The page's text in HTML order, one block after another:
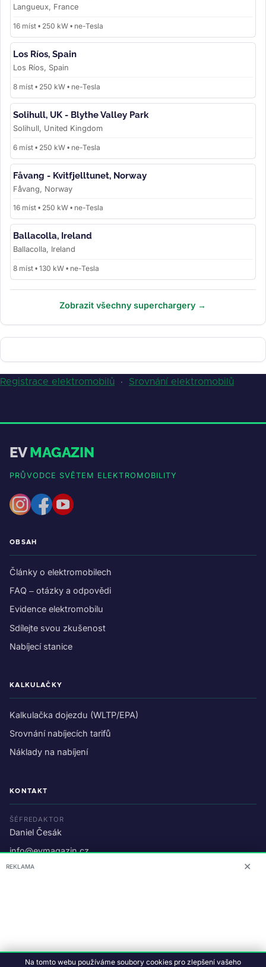
Langueux, France
16 míst • 250 kW • ne-Tesla
Los Ríos, Spain
Los Ríos, Spain
8 míst • 250 kW • ne-Tesla
Solihull, UK - Blythe Valley Park
Solihull, United Kingdom
6 míst • 250 kW • ne-Tesla
Fåvang - Kvitfjelltunet, Norway
Fåvang, Norway
16 míst • 250 kW • ne-Tesla
Ballacolla, Ireland
Ballacolla, Ireland
8 míst • 130 kW • ne-Tesla
Zobrazit všechny superchargery →
Registrace elektromobilů · Srovnání elektromobilů
EVMAGAZIN
PRŮVODCE SVĚTEM ELEKTROMOBILITY
OBSAH
Články o elektromobilech
FAQ – otázky a odpovědi
Evidence elektromobilu
Sdílejte svou zkušenost
Nabíjecí stanice
KALKULAČKY
Kalkulačka dojezdu (WLTP/EPA)
Srovnání nabíjecích tarifů
Náklady na nabíjení
KONTAKT
ŠÉFREDAKTOR
Daniel Česák
info@evmagazin.cz
O nás
© 2026 EV Magazin.Podmínky a ochrana dat.
REKLAMA ✕
Na tomto webu používáme soubory cookies pro zlepšení vašeho